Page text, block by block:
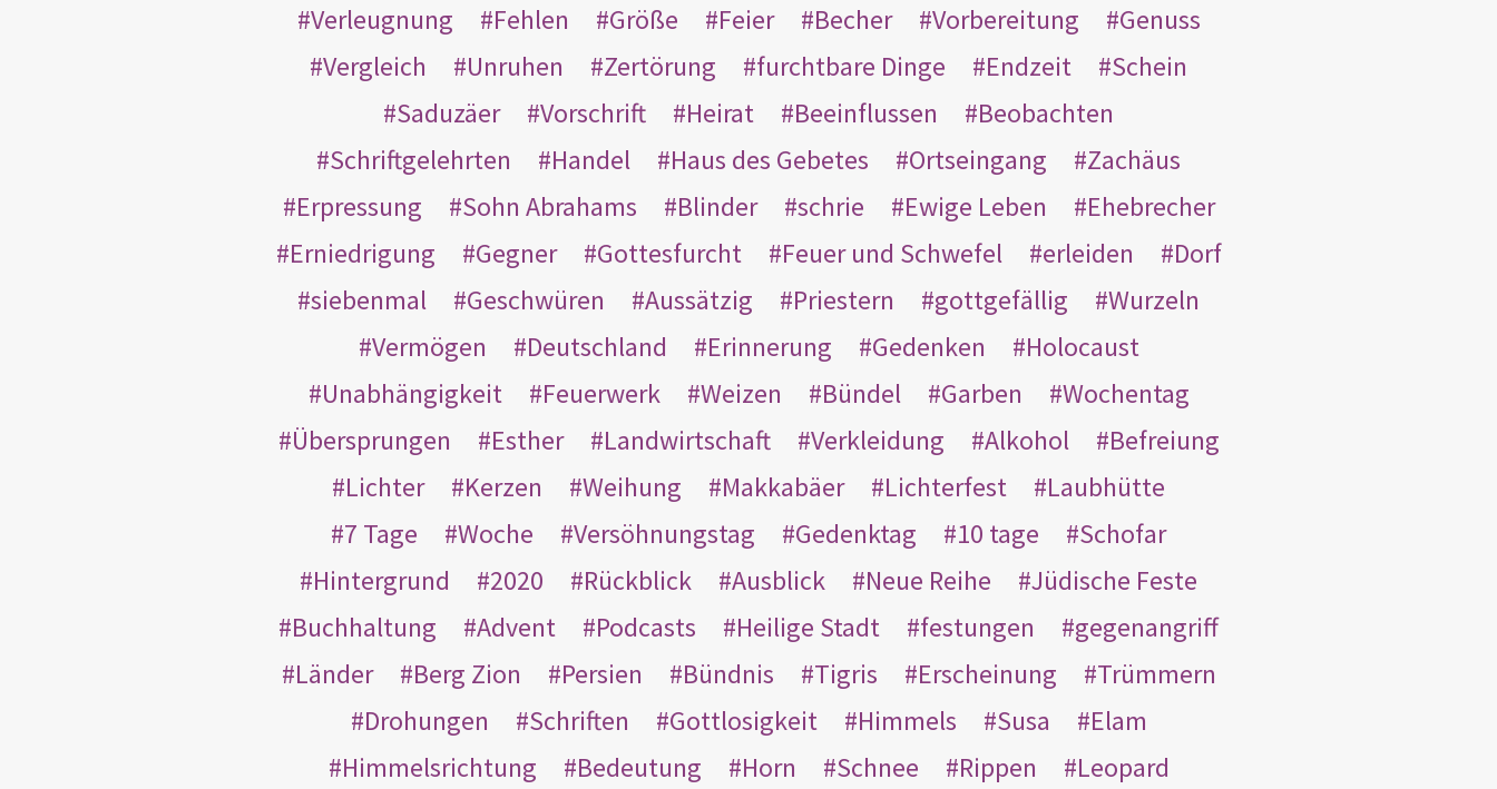
Verleugnung
Fehlen Größe Feier Becher Vorbereitung
Genuss
Vergleich
Unruhen Zertörung furchtbare Dinge Endzeit
Schein
Saduzäer
Vorschrift Heirat Beeinflussen
Beobachten
Schriftgelehrten
Handel Haus des Gebetes Ortseingang
Zachäus
Erpressung
Sohn Abrahams Blinder schrie Ewige Leben
Ehebrecher
Erniedrigung
Gegner Gottesfurcht Feuer und Schwefel erleiden
Dorf
siebenmal
Geschwüren Aussätzig Priestern gottgefällig
Wurzeln
Vermögen
Deutschland Erinnerung Gedenken
Holocaust
Unabhängigkeit
Feuerwerk Weizen Bündel Garben
Wochentag
Übersprungen
Esther Landwirtschaft Verkleidung Alkohol
Befreiung
Lichter
Kerzen Weihung Makkabäer Lichterfest
Laubhütte
7 Tage
Woche Versöhnungstag Gedenktag 10 tage
Schofar
Hintergrund
2020 Rückblick Ausblick Neue Reihe
Jüdische Feste
Buchhaltung
Advent Podcasts Heilige Stadt festungen
gegenangriff
Länder
Berg Zion Persien Bündnis Tigris Erscheinung
Trümmern
Drohungen
Schriften Gottlosigkeit Himmels Susa
Elam
Himmelsrichtung
Bedeutung Horn Schnee Rippen
Leopard